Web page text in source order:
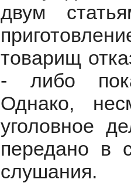
двум
товарищ
- либо
Однако,
уголовное
передано в
слушания.